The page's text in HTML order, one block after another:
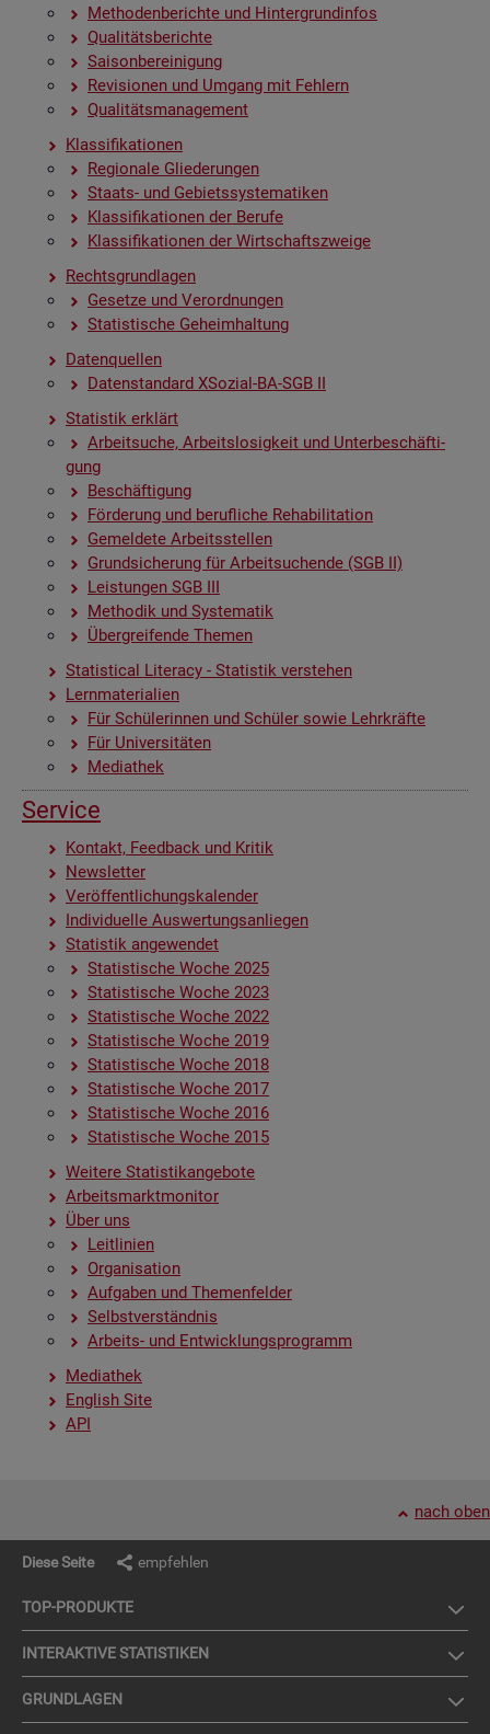
Me­tho­den­be­rich­te und Hin­ter­grund­in­fos
Qua­li­täts­be­rich­te
Sai­son­be­rei­ni­gung
Re­vi­sio­nen und Um­gang mit Feh­lern
Qua­li­täts­ma­nage­ment
Klas­si­fi­ka­tio­nen
Re­gio­na­le Glie­de­run­gen
Staats- und Ge­biets­sys­te­ma­ti­ken
Klas­si­fi­ka­tio­nen der Be­ru­fe
Klas­si­fi­ka­tio­nen der Wirt­schafts­zwei­ge
Rechts­grund­la­gen
Ge­set­ze und Ver­ord­nun­gen
Sta­tis­ti­sche Ge­heim­hal­tung
Da­ten­quel­len
Da­ten­stan­dard XSo­zi­al-BA-SGB II
Sta­tis­tik er­klärt
Ar­beit­su­che, Ar­beits­lo­sig­keit und Un­ter­be­schäf­ti­
gung
Be­schäf­ti­gung
För­de­rung und be­ruf­li­che Re­ha­bi­li­ta­ti­on
Ge­mel­de­te Ar­beits­stel­len
Grund­si­che­rung für Ar­beit­su­chen­de (SGB II)
Leis­tun­gen SGB III
Me­tho­dik und Sys­te­ma­tik
Über­grei­fen­de The­men
Sta­ti­s­ti­cal Li­te­r­acy - Sta­tis­tik ver­ste­hen
Lern­ma­te­ria­li­en
Für Schü­le­rin­nen und Schü­ler sowie Lehr­kräf­te
Für Uni­ver­si­tä­ten
Me­dia­thek
Ser­vice
Kon­takt, Feed­back und Kri­tik
News­let­ter
Ver­öf­fent­li­chungs­ka­len­der
In­di­vi­du­el­le Aus­wer­tungs­an­lie­gen
Sta­tis­tik an­ge­wen­det
Sta­tis­ti­sche Woche 2025
Sta­tis­ti­sche Woche 2023
Sta­tis­ti­sche Woche 2022
Sta­tis­ti­sche Woche 2019
Sta­tis­ti­sche Woche 2018
Sta­tis­ti­sche Woche 2017
Sta­tis­ti­sche Woche 2016
Sta­tis­ti­sche Woche 2015
Wei­te­re Sta­tis­tik­an­ge­bo­te
Ar­beits­markt­mo­ni­tor
Über uns
Leit­li­ni­en
Or­ga­ni­sa­ti­on
Auf­ga­ben und The­men­fel­der
Selbst­ver­ständ­nis
Ar­beits- und Ent­wick­lungs­pro­gramm
Me­dia­thek
English Site
API
nach oben
Diese Seite empfehlen
TOP-PRO­DUK­TE
IN­TER­AK­TI­VE STA­TIS­TI­KEN
GRUND­LA­GEN